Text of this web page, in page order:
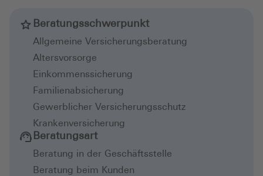
Beratungsschwerpunkt
Allgemeine Versicherungsberatung
Altersvorsorge
Einkommenssicherung
Familienabsicherung
Gewerblicher Versicherungsschutz
Krankenversicherung
Beratungsart
Beratung in der Geschäftsstelle
Beratung beim Kunden